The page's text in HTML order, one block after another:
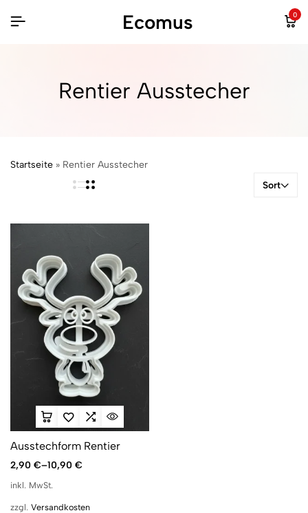
Ecomus 0
Rentier Ausstecher
Startseite » Rentier Ausstecher
Sort
Ausstechform Rentier
2,90 €–10,90 €
inkl. MwSt.
zzgl. Versandkosten